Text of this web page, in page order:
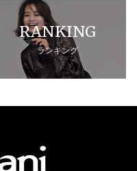
RANKING
ランキング